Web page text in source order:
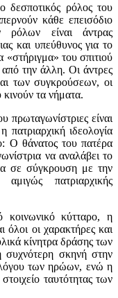
δεσποτικός ρόλος του
κάθε επεισόδιο
είναι άντρας
και υπεύθυνος για το
«στήριγμα» του σπιτιού
την άλλη. Οι άντρες
των συγκρούσεων, οι
τα νήματα.
είναι
πατριαρχική ιδεολογία
Ο θάνατος του πατέρα
να αναλάβει το
σε σύγκρουση με την
πατριαρχικής
κοινωνικό κύτταρο, η
όλοι οι χαρακτήρες και
κίνητρα δράσης των
συχνότερη σκηνή στην
των ηρώων, ενώ η
ταυτότητας των